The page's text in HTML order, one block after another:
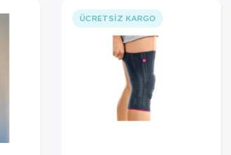
ÜCRETSIZ KARGO